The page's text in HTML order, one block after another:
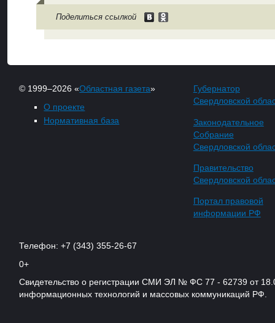
Поделиться ссылкой
© 1999–2026 «Областная газета»
О проекте
Нормативная база
Губернатор
Свердловской
Законодательное
Собрание
Свердловской
Правительство
Свердловской
Портал правовой
информации РФ
Телефон: +7 (343) 355-26-67
0+
Свидетельство о регистрации СМИ ЭЛ № ФС 77 - 62739 от
информационных технологий и массовых коммуникаций РФ.